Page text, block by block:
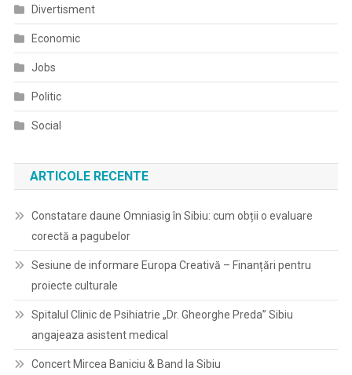
Divertisment
Economic
Jobs
Politic
Social
ARTICOLE RECENTE
Constatare daune Omniasig în Sibiu: cum obții o evaluare
corectă a pagubelor
Sesiune de informare Europa Creativă – Finanțări pentru
proiecte culturale
Spitalul Clinic de Psihiatrie „Dr. Gheorghe Preda” Sibiu
angajeaza asistent medical
Concert Mircea Baniciu & Band la Sibiu